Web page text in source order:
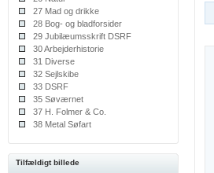
27 Mad og drikke
28 Bog- og bladforsider
29 Jubilæumsskrift DSRF
30 Arbejderhistorie
31 Diverse
32 Sejlskibe
33 DSRF
35 Søværnet
37 H. Folmer & Co.
38 Metal Søfart
Tilfældigt billede